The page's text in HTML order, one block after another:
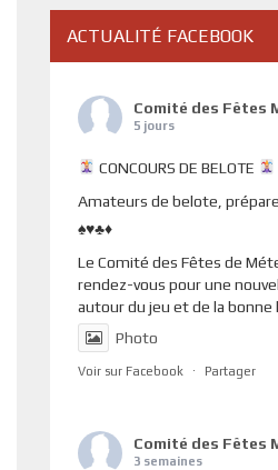
ACTUALITÉ FACEBOOK
Comité des Fêtes
5 jours
CONCOURS DE BELOTE
Amateurs de belote,
♠️♥️♣️♦️
Le Comité des Fêtes de
rendez-vous pour une
autour du jeu et de la bonne
Photo
Voir sur Facebook · Partager
Comité des Fêtes
3 semaines